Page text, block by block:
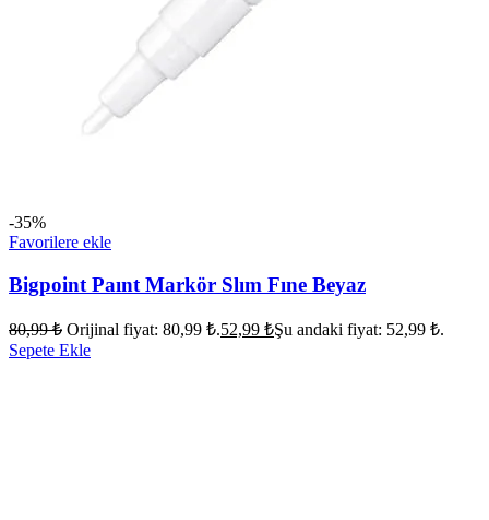
-35%
Favorilere ekle
Bigpoint Paınt Markör Slım Fıne Beyaz
80,99₺ Orijinal fiyat: 80,99 ₺.52,99 ₺Şu andaki fiyat: 52,99 ₺.
Sepete Ekle